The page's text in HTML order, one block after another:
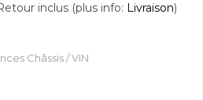
inclus (plus info: Livraison)
Châssis / VIN